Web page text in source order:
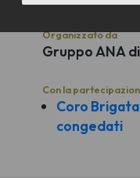
Organizzato da
Gruppo ANA
Con la
Coro
congedati